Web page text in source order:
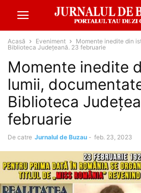
Acasă Eveniment
Momente inedite din
Biblioteca Județeană. 23 februarie
Momente inedite
lumii,
Biblioteca
februarie
De catre Jurnalul de Buzau - feb. 23, 2023